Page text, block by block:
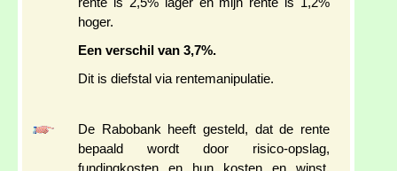
rente is 2,5% lager en mijn rente is 1,2%
hoger.
Een verschil van 3,7%.
Dit is diefstal via rentemanipulatie.
De Rabobank heeft gesteld, dat de rente
bepaald wordt door risico-opslag,